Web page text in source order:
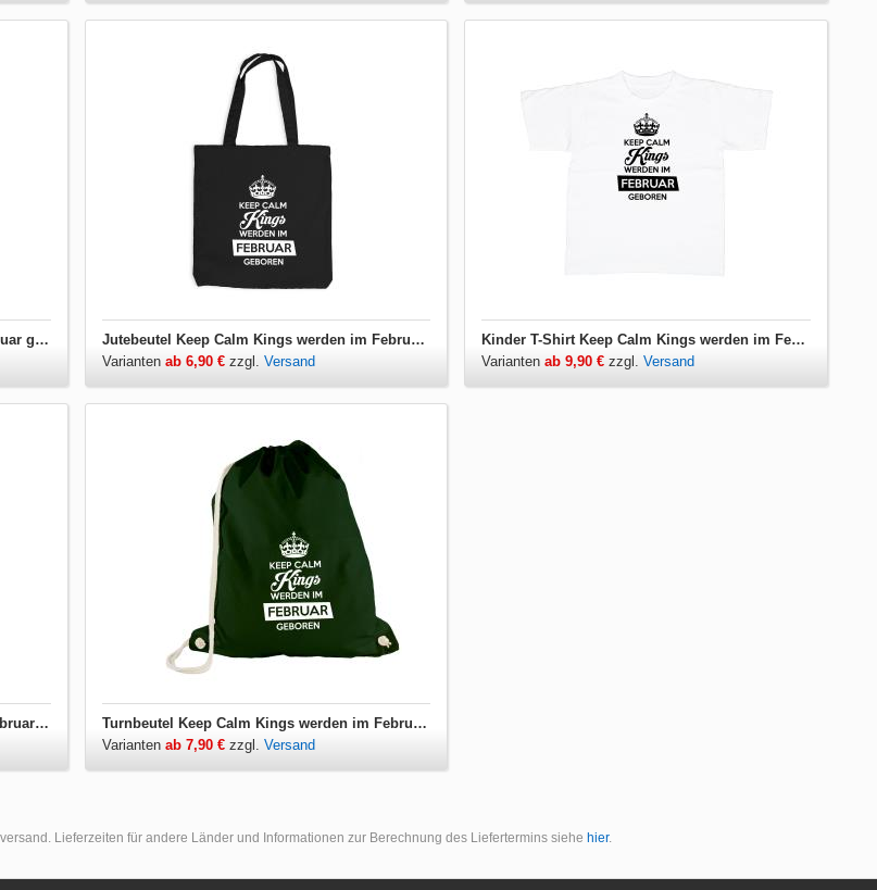
Hoodie Keep Calm Kings werden im Februar geboren
Jutebeutel Keep Calm Kings werden im Februar geboren
Varianten ab 6,90 €zzgl. Versand
Kinder T-Shirt Keep Calm Kings werden im Februar geboren
Variantenab 9,90 € zzgl.Versand
Lätzchen Keep Calm Kings werden im Februar geboren
Turnbeutel Keep Calm Kings werden im Februar geboren
Varianten ab 7,90 €zzgl. Versand
Lieferzeiten für andere Länder und Informationen zur Berechnung des Liefertermins siehe hier.